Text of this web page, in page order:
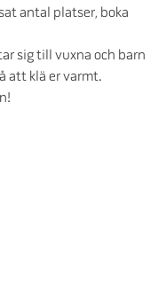
antal platser, boka
sig till vuxna och barn
att klä er varmt.